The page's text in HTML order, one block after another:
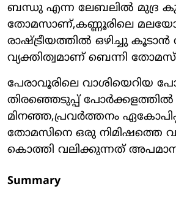
ബന്ധു എന്ന ലേബലിൽ മുദ്ര
തോമസാണ്,കണ്ണൂരിലെ
രാഷ്ട്രീയത്തിൽ ഒഴിച്ചു
വ്യക്തിത്വമാണ് ബെന്നി
പേരാവൂരിലെ വാശിയെറിയ
തിരഞ്ഞെടുപ്പ് പോർക്കളത്തിൽ
മിനഞ്ഞ,പ്രവർത്തനം
തോമസിനെ ഒരു നിമിഷത്തെ
കൊത്തി വലിക്കുന്നത്
Summary